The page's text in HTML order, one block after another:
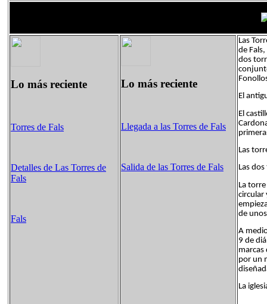
Lo más reciente
Torres de Fals
Detalles de Las Torres de
Fals
Fals
Lo más reciente
Llegada a las Torres de Fals
Salida de las Torres de Fals
Las
de
dos
El
El
Las
Las
La
circular
de
A
9 de
marcas
por un
La